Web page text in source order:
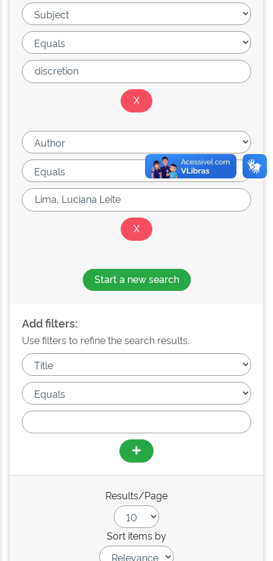
Start a new search
Add filters:
Use filters to refine the search results.
Results/Page
Sort items by